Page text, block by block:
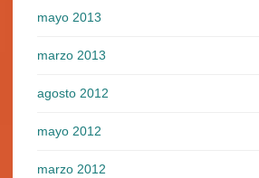
mayo 2013
marzo 2013
agosto 2012
mayo 2012
marzo 2012